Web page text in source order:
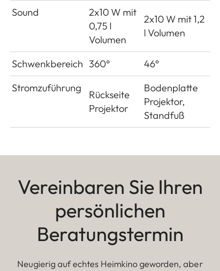
Sound
2x10 W mit
0,75 l
Volumen
2x10 W mit 1,2
l Volumen
Schwenkbereich 360°
46°
Stromzuführung
Rückseite
Projektor
Bodenplatte
Projektor,
Standfuß
Vereinbaren Sie Ihren
persönlichen
Beratungstermin
Neugierig auf echtes Heimkino geworden, aber